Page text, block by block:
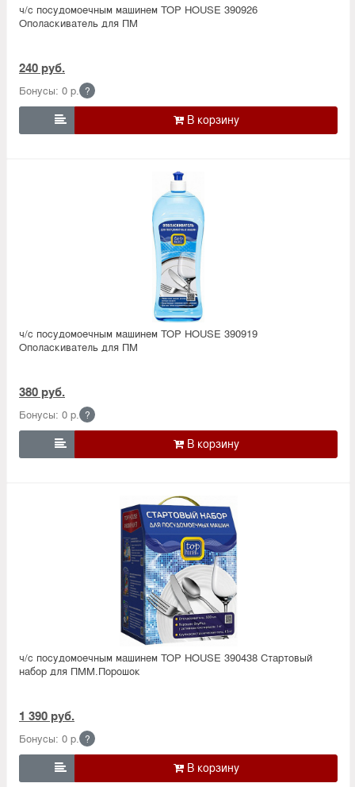
ч/с посудомоечным машинем TOP HOUSE 390926
Ополаскиватель для ПМ
240 руб.
Бонусы: 0 р. ?

ч/с посудомоечным машинем TOP HOUSE 390919
Ополаскиватель для ПМ
380 руб.
Бонусы: 0 р. ?

ч/с посудомоечным машинем TOP HOUSE 390438 Стартовый
набор для ПММ.Порошок
1 390 руб.
Бонусы: 0 р. ?
